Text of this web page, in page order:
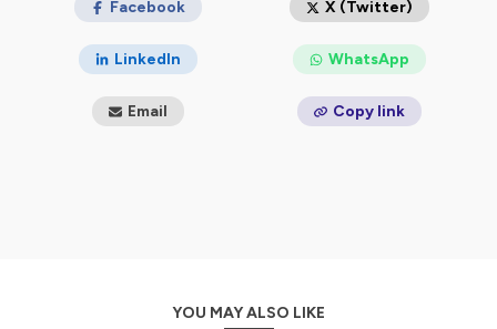
Les coulisses du podcast sur Instagram :
Hébergé par Ausha. Visitez
ausha.co/politique-de-
pour plus d'informations.
Facebook X (Twitter)
LinkedIn WhatsApp
Email Copy link
YOU MAY ALSO LIKE